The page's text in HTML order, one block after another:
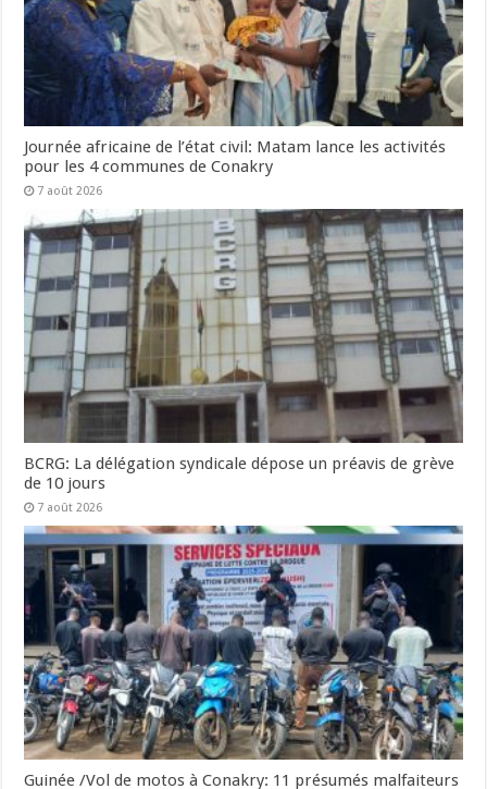
Journée africaine de l’état civil: Matam lance les activités
pour les 4 communes de Conakry
7 août 2026
BCRG: La délégation syndicale dépose un préavis de grève
de 10 jours
7 août 2026
Guinée /Vol de motos à Conakry: 11 présumés malfaiteurs